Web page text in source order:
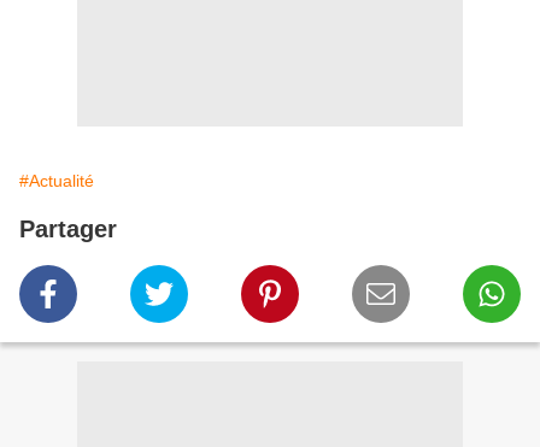
#Actualité
Partager